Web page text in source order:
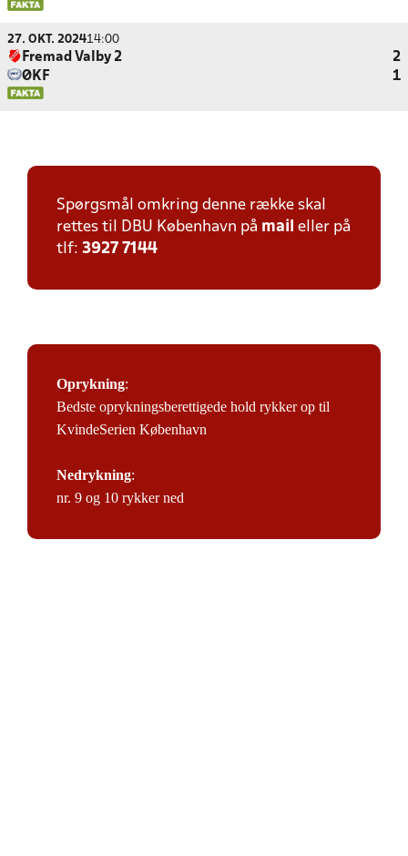
27. OKT. 202414:00
Fremad Valby 2
2
ØKF
1
Spørgsmål omkring denne række skal
rettes til DBU København på mail eller på
tlf: 3927 7144
Oprykning:
Bedste oprykningsberettigede hold rykker op til
KvindeSerien København
Nedrykning:
nr. 9 og 10 rykker ned